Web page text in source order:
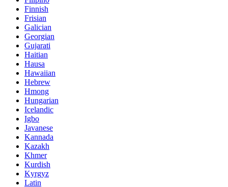
Finnish
Frisian
Galician
Georgian
Gujarati
Haitian
Hausa
Hawaiian
Hebrew
Hmong
Hungarian
Icelandic
Igbo
Javanese
Kannada
Kazakh
Khmer
Kurdish
Kyrgyz
Latin